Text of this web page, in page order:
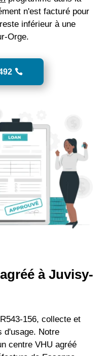
n'est facturé pour
inférieur à une
Orge.
à Juvisy-
156, collecte et
d'usage. Notre
centre VHU agréé